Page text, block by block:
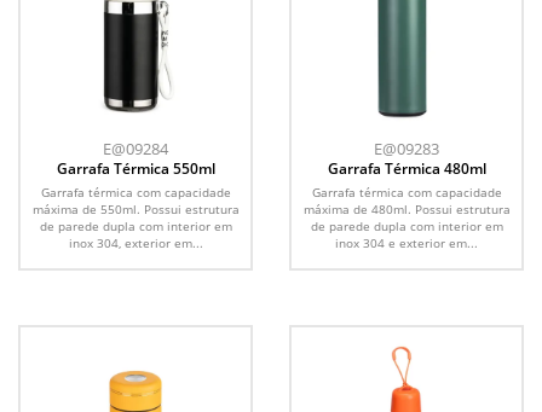
E@09284
Garrafa Térmica 550ml
Garrafa térmica com capacidade
máxima de 550ml. Possui estrutura
de parede dupla com interior em
inox 304, exterior em...
E@09283
Garrafa Térmica 480ml
Garrafa térmica com capacidade
máxima de 480ml. Possui estrutura
de parede dupla com interior em
inox 304 e exterior em...